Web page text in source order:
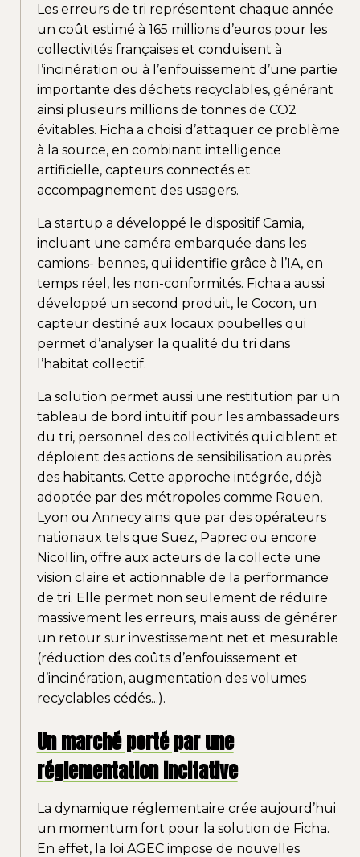
Les erreurs de tri représentent chaque année
un coût estimé à 165 millions d’euros pour les
collectivités françaises et conduisent à
l’incinération ou à l’enfouissement d’une partie
importante des déchets recyclables, générant
ainsi plusieurs millions de tonnes de CO2
évitables. Ficha a choisi d’attaquer ce problème
à la source, en combinant intelligence
artificielle, capteurs connectés et
accompagnement des usagers.
La startup a développé le dispositif Camia,
incluant une caméra embarquée dans les
camions- bennes, qui identifie grâce à l’IA, en
temps réel, les non-conformités. Ficha a aussi
développé un second produit, le Cocon, un
capteur destiné aux locaux poubelles qui
permet d’analyser la qualité du tri dans
l’habitat collectif.
La solution permet aussi une restitution par un
tableau de bord intuitif pour les ambassadeurs
du tri, personnel des collectivités qui ciblent et
déploient des actions de sensibilisation auprès
des habitants. Cette approche intégrée, déjà
adoptée par des métropoles comme Rouen,
Lyon ou Annecy ainsi que par des opérateurs
nationaux tels que Suez, Paprec ou encore
Nicollin, offre aux acteurs de la collecte une
vision claire et actionnable de la performance
de tri. Elle permet non seulement de réduire
massivement les erreurs, mais aussi de générer
un retour sur investissement net et mesurable
(réduction des coûts d’enfouissement et
d’incinération, augmentation des volumes
recyclables cédés...).
Un marché porté par une
réglementation incitative
La dynamique réglementaire crée aujourd’hui
un momentum fort pour la solution de Ficha.
En effet, la loi AGEC impose de nouvelles